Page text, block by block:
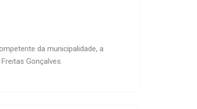
da municipalidade, a
Gonçalves.